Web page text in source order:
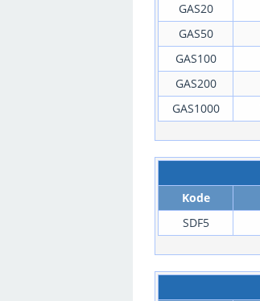
GAS20
GAS50
GAS100
GAS200
GAS1000
Kode
SDF5